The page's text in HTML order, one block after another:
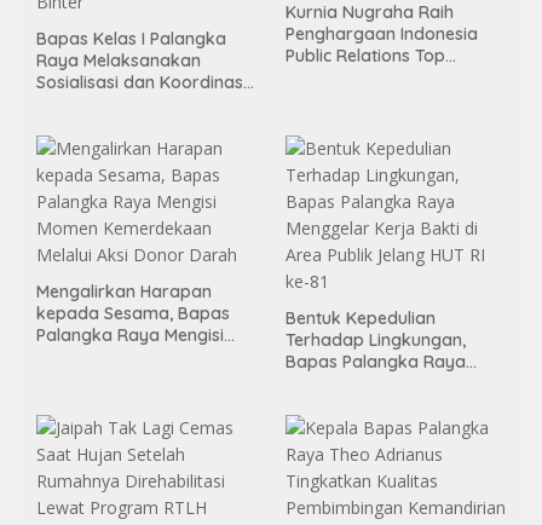
Bapas Kelas I Palangka
Raya Melaksanakan
Sosialisasi dan Koordinasi
Kurnia Nugraha Raih
Penghargaan Indonesia
Public Relations Top
Mengalirkan Harapan
kepada Sesama, Bapas
Palangka Raya Mengisi
Bentuk Kepedulian
Terhadap Lingkungan,
Bapas Palangka Raya
ke-81